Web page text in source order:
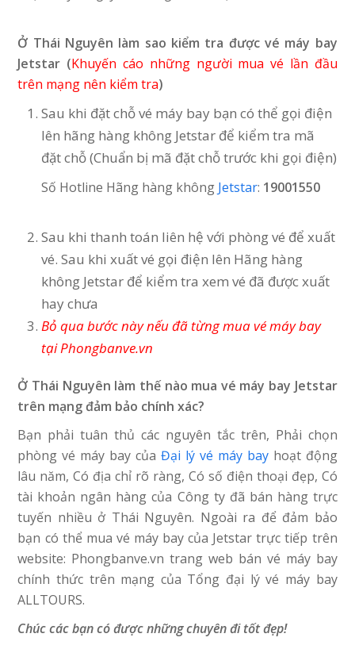
Ở Thái Nguyên làm sao kiểm tra được vé máy bay
Jetstar (Khuyến cáo những người mua vé lần đầu
trên mạng nên kiểm tra)
Sau khi đặt chỗ vé máy bay bạn có thể gọi điện
lên hãng hàng không Jetstar để kiểm tra mã
đặt chỗ (Chuẩn bị mã đặt chỗ trước khi gọi điện)
Số Hotline Hãng hàng không Jetstar: 19001550
Sau khi thanh toán liên hệ với phòng vé để xuất
vé. Sau khi xuất vé gọi điện lên Hãng hàng
không Jetstar để kiểm tra xem vé đã được xuất
hay chưa
Bỏ qua bước này nếu đã từng mua vé máy bay
tại Phongbanve.vn
Ở Thái Nguyên làm thế nào mua vé máy bay Jetstar
trên mạng đảm bảo chính xác?
Bạn phải tuân thủ các nguyên tắc trên, Phải chọn
phòng vé máy bay củaĐại lý vé máy bayhoạt động
lâu năm, Có địa chỉ rõ ràng, Có số điện thoại đẹp, Có
tài khoản ngân hàng của Công ty đã bán hàng trực
tuyến nhiều ở Thái Nguyên. Ngoài ra để đảm bảo
bạn có thể mua vé máy bay của Jetstar trực tiếp trên
website: Phongbanve.vn trang web bán vé máy bay
chính thức trên mạng của Tổng đại lý vé máy bay
ALLTOURS.
Chúc các bạn có được những chuyên đi tốt đẹp!